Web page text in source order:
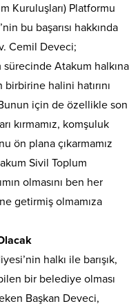
Kuruluşları) Platformu
bu başarısı hakkında
Cemil Deveci;
sürecinde Atakum halkına
halini hatırını
için de özellikle son
kırmamız, komşuluk
ön plana çıkarmamız
Sivil Toplum
olmasını ben her
getirmiş olmamıza
halkı ile barışık,
bir belediye olması
Başkan Deveci,